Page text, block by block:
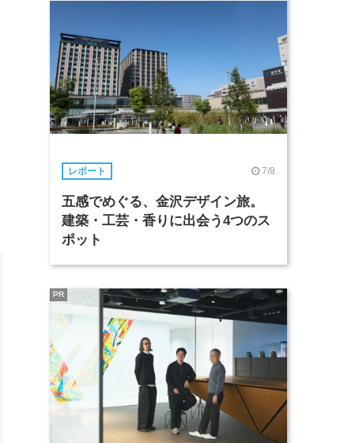
レポート 7/8
五感でめぐる、金沢デザイン旅。
建築・工芸・香りに出会う4つのス
ポット
PR